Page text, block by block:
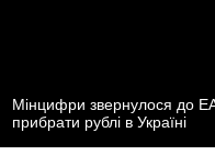
Мінцифри звернулося до
прибрати рублі в Україні